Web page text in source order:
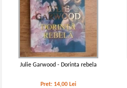
Julie Garwood - Dorinta rebela
Pret: 14,00 Lei